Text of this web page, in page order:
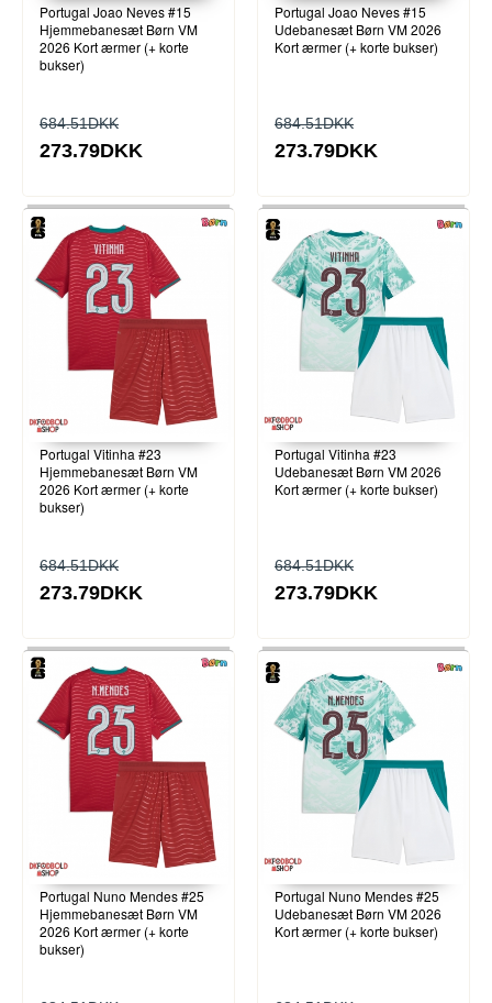
Portugal Joao Neves #15
Hjemmebanesæt Børn VM
2026 Kort ærmer (+ korte
bukser)
684.51DKK
273.79DKK
Portugal Joao Neves #15
Udebanesæt Børn VM 2026
Kort ærmer (+ korte bukser)
684.51DKK
273.79DKK
Portugal Vitinha #23
Hjemmebanesæt Børn VM
2026 Kort ærmer (+ korte
bukser)
684.51DKK
273.79DKK
Portugal Vitinha #23
Udebanesæt Børn VM 2026
Kort ærmer (+ korte bukser)
684.51DKK
273.79DKK
Portugal Nuno Mendes #25
Hjemmebanesæt Børn VM
2026 Kort ærmer (+ korte
bukser)
Portugal Nuno Mendes #25
Udebanesæt Børn VM 2026
Kort ærmer (+ korte bukser)